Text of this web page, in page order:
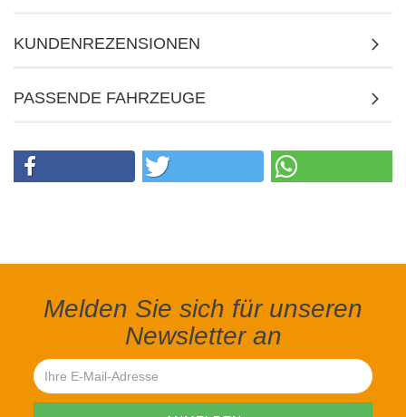
KUNDENREZENSIONEN
PASSENDE FAHRZEUGE
Melden Sie sich für unseren
Newsletter an